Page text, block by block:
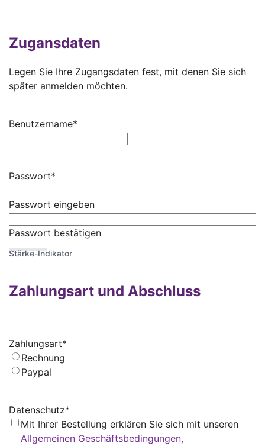
Zugansdaten
Legen Sie Ihre Zugangsdaten fest, mit denen Sie sich
später anmelden möchten.
Benutzername*
Passwort*
Passwort eingeben
Passwort bestätigen
Stärke-Indikator
Zahlungsart und Abschluss
Zahlungsart*
Rechnung
Paypal
Datenschutz*
Mit Ihrer Bestellung erklären Sie sich mit unseren
Allgemeinen Geschäftsbedingungen,